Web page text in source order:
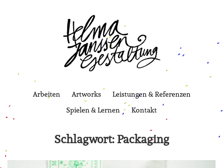
Arbeiten Artworks
Leistungen & Referenzen
Spielen & Lernen
Kontakt
Schlagwort: Packaging